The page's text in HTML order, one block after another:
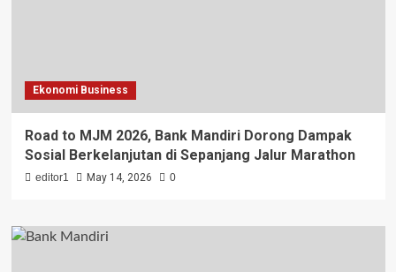
Ekonomi Business
Road to MJM 2026, Bank Mandiri Dorong Dampak
Sosial Berkelanjutan di Sepanjang Jalur Marathon
editor1 May 14, 2026 0